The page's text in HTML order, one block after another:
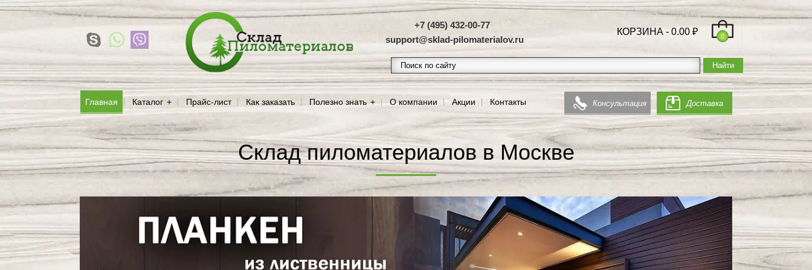
+7 (495) 432-00-77
support@sklad-pilomaterialov.ru
КОРЗИНА - 0.00 ₽ 0
Главная Каталог Прайс-лист Как заказать Полезно знать О компании Акции Контакты Доставка
Консультация
Склад пиломатериалов в Москве